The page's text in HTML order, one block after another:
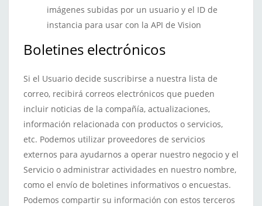
imágenes subidas por un usuario y el ID de
instancia para usar con la API de Vision
Boletines electrónicos
Si el Usuario decide suscribirse a nuestra lista de
correo, recibirá correos electrónicos que pueden
incluir noticias de la compañía, actualizaciones,
información relacionada con productos o servicios,
etc. Podemos utilizar proveedores de servicios
externos para ayudarnos a operar nuestro negocio y el
Servicio o administrar actividades en nuestro nombre,
como el envío de boletines informativos o encuestas.
Podemos compartir su información con estos terceros